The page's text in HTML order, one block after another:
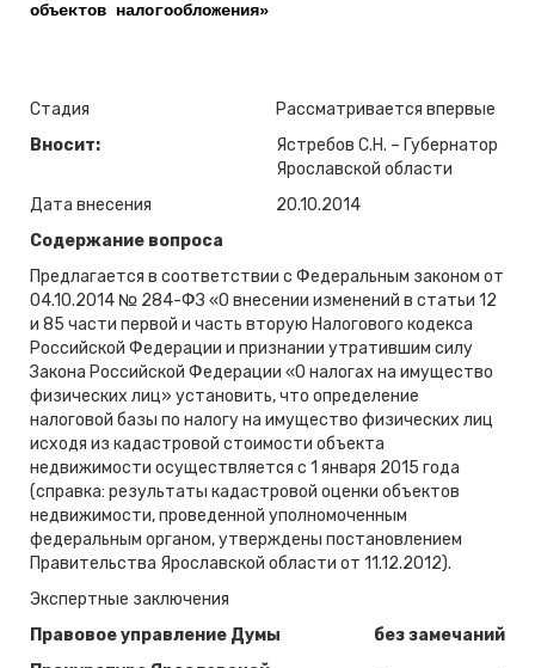
объектов налогообложения»
Стадия
Рассматривается впервые
Вносит:
Ястребов С.Н. – Губернатор
Ярославской области
Дата внесения
20.10.2014
Содержание вопроса
Предлагается в соответствии с Федеральным законом от
04.10.2014 № 284-ФЗ «О внесении изменений в статьи 12
и 85 части первой и часть вторую Налогового кодекса
Российской Федерации и признании утратившим силу
Закона Российской Федерации «О налогах на имущество
физических лиц» установить, что определение
налоговой базы по налогу на имущество физических лиц
исходя из кадастровой стоимости объекта
недвижимости осуществляется с 1 января 2015 года
(справка: результаты кадастровой оценки объектов
недвижимости, проведенной уполномоченным
федеральным органом, утверждены постановлением
Правительства Ярославской области от 11.12.2012).
Экспертные заключения
Правовое управление Думы
без замечаний